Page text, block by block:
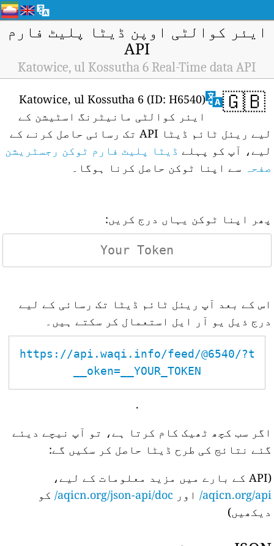
ایئر کوالٹی اوپن ڈیٹا پلیٹ فارم
API
Katowice, ul Kossutha 6 Real-Time data API
🇬🇧
Katowice, ul Kossutha 6 (ID: H6540)
ایئر کوالٹی مانیٹرنگ اسٹیشن کے
لیے ریئل ٹائم ڈیٹا API تک رسائی حاصل کرنے کے
لیے، آپ کو پہلے ڈیٹا پلیٹ فارم ٹوکن رجسٹریشن
صفحہ سے اپنا ٹوکن حاصل کرنا ہوگا۔
پھر اپنا ٹوکن یہاں درج کریں:
اس کے بعد آپ ریئل ٹائم ڈیٹا تک رسائی کے لیے
درج ذیل یو آر ایل استعمال کر سکتے ہیں۔
https://api.waqi.info/feed/@6540/?t
oken=__YOUR_TOKEN__
.
اگر سب کچھ ٹھیک کام کرتا ہے، تو آپ نیچے دیئے
گئے نتائج کی طرح ڈیٹا حاصل کر سکیں گے:
(API کے بارے میں مزید معلومات کے لیے،
aqicn.org/api/
اور aqicn.org/json-api/doc/ کو
دیکھیں)